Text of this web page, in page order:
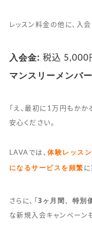
レッスン料金の他に、入
入会金: 税込 5,000
マンスリーメンバ
「え、最初に1万円もかか
安心ください。
LAVAでは、体験レッス
になるサービスを頻繁 に
さらに、「3ヶ月間、特別
な新規入会キャンペーン